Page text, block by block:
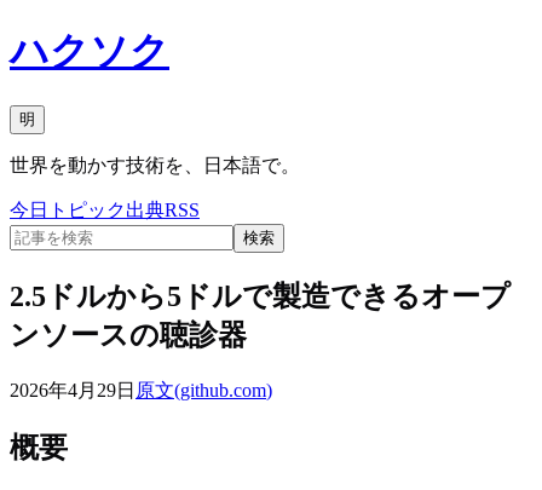
ハクソク
明
世界を動かす技術を、日本語で。
今日 トピック出典RSS
検索
2.5ドルから5ドルで製造できるオープ
ンソースの聴診器
2026年4月29日 原文(github.com)
概要